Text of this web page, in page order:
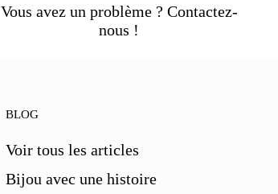
Vous avez un problème ? Contactez-
nous !
BLOG
Voir tous les articles
Bijou avec une histoire